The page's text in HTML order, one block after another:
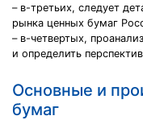
– в-третьих, следует
рынка ценных бумаг
– в-четвертых,
и определить
Основные и
бумаг